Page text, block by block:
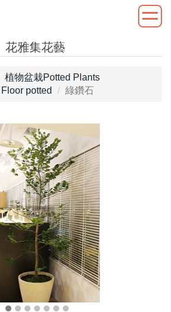
花雅集花藝
植物盆栽Potted Plants
potted
綠鑽石